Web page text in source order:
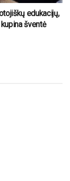
edukacijų,
šventė